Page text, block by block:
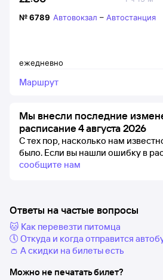
ежедневно
№6789 Автовокзал – Автостанция
Маршрут
Мы внесли последние
расписание 4 августа 2026
С тех пор, насколько нам
было. Если вы нашли ошибку в
сообщите нам
Ответы на частые вопросы
🐱 Как перевезти питомца
🕔 Откуда и когда отправится
👛 А скидки на билеты есть
Можно не печатать билет?